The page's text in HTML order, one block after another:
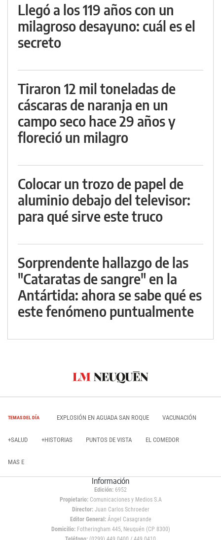
Llegó a los 119 años con un
milagroso desayuno: cuál es el
secreto
Tiraron 12 mil toneladas de
cáscaras de naranja en un
campo seco hace 29 años y
floreció un milagro
Colocar un trozo de papel de
aluminio debajo del televisor:
para qué sirve este truco
Sorprendente hallazgo de las
"Cataratas de sangre" en la
Antártida: ahora se sabe qué es
este fenómeno puntualmente
TEMAS DEL DÍA EXPLOSIÓN EN AGUADA SAN ROQUE VACUNACIÓN
+SALUD +HISTORIAS PUNTOS DE VISTA EL COMEDOR
MAS E
Información
Edición: 6952
Propietario:Comunicaciones y Medios S.A
Director: Juan Carlos Schroeder
Editor General:Ángel Casagrande
Domicilio:Fotheringham 445, Neuquén (CP 8300)